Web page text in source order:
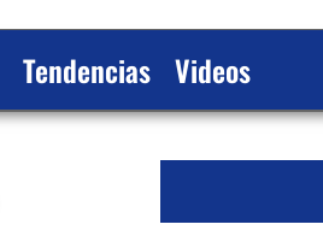
Tendencias Videos